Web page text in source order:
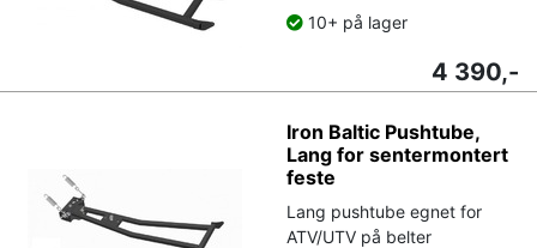
10+ på lager
4 390,-
Iron Baltic Pushtube,
Lang for sentermontert
feste
Lang pushtube egnet for
ATV/UTV på belter